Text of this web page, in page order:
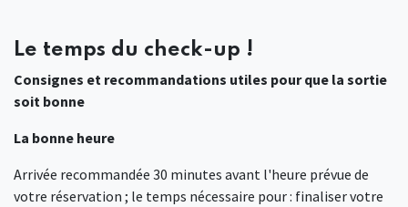
Le temps du check-up !
Consignes et recommandations utiles pour que la sortie
soit bonne
La bonne heure
Arrivée recommandée 30 minutes avant l'heure prévue de
votre réservation ; le temps nécessaire pour : finaliser votre